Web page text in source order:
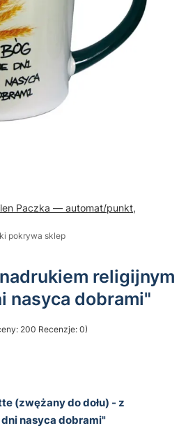
Paczka — automat/punkt,
pokrywa sklep
religijnym
nasyca dobrami"
200 Recenzje: 0)
do sekcji Opinie
(zwężany do dołu) - z
nasyca dobrami"